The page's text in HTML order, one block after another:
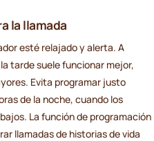
la llamada
esté relajado y alerta. A
tarde suele funcionar mejor,
Evita programar justo
de la noche, cuando los
La función de programación
llamadas de historias de vida